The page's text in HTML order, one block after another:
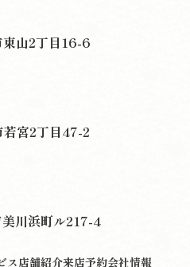
山2丁目16-6
宮2丁目47-2
川浜町ル217-4
ス店舗紹介来店予約会社情報